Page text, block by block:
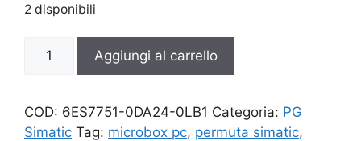
2 disponibili
0DA24-
quantità
Aggiungi al carrello
COD: 6ES7751-0DA24-0LB1 Categoria: PG
Simatic Tag: microbox pc, permuta simatic,